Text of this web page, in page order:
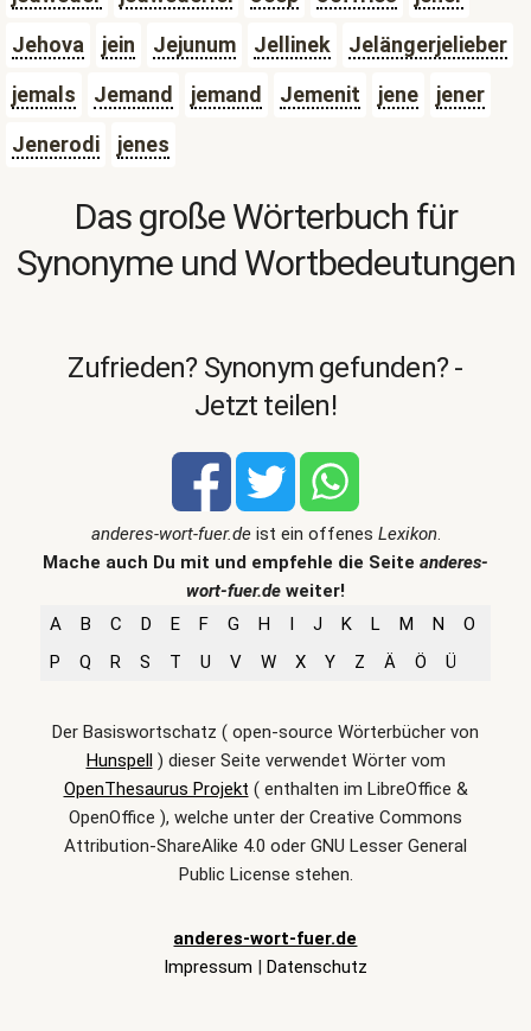
Jehova
jein Jejunum Jellinek
Jelängerjelieber
jemals
Jemand jemand Jemenit jene
jener
Jenerodi
jenes
Das große Wörterbuch für
Synonyme und Wortbedeutungen
Zufrieden? Synonym gefunden? -
Jetzt teilen!
anderes-wort-fuer.deist ein offenes Lexikon.
Mache auch Du mit und empfehle die Seite anderes-
wort-fuer.de weiter!
A
B C D E F G H I J K L M N
O
P
Q R S T U V W X Y Z Ä Ö Ü
Der Basiswortschatz ( open-source Wörterbücher von
Hunspell) dieser Seite verwendet Wörter vom
OpenThesaurus Projekt ( enthalten im LibreOffice &
OpenOffice ), welche unter der Creative Commons
Attribution-ShareAlike 4.0 oder GNU Lesser General
Public License stehen.
anderes-wort-fuer.de
Impressum | Datenschutz